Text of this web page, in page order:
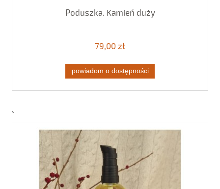
Poduszka. Kamień duży
79,00 zł
powiadom o dostępności